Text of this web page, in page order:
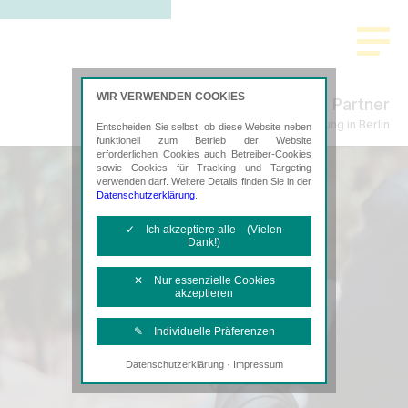
Küpper & Partner
Steuerberatung in Berlin
WIR VERWENDEN COOKIES
Entscheiden Sie selbst, ob diese Website neben
funktionell zum Betrieb der Website
erforderlichen Cookies auch Betreiber-Cookies
sowie Cookies für Tracking und Targeting
verwenden darf. Weitere Details finden Sie in der
Datenschutzerklärung
✓ Ich akzeptiere alle (Vielen
Dank!)
✕ Nur essenzielle Cookies
akzeptieren
✎ Individuelle Präferenzen
Notwendige Cookies
Diese Cookies sind erforderlich, um die
Datenschutzerklärung· Impressum